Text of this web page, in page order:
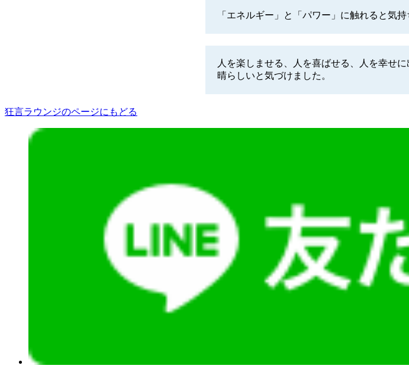
「エネルギー」と「パワー」に触れると気持
人を楽しませる、人を喜ばせる、人を幸せ
晴らしいと気づけました。
狂言ラウンジのページにもどる